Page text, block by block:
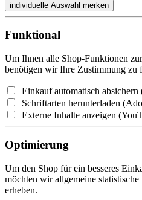
Funktional
Um Ihnen alle Shop-Funktionen
benötigen wir Ihre Zustimmung zu
Einkauf automatisch absichern
Schriftarten herunterladen
Externe Inhalte anzeigen
Optimierung
Um den Shop für ein besseres
möchten wir allgemeine
erheben.